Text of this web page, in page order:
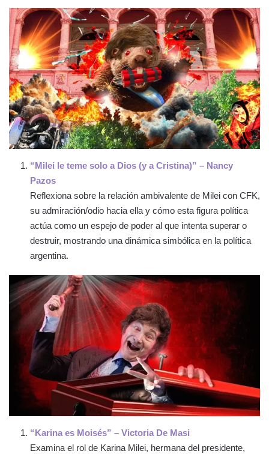
“Milei le teme solo a Dios (y a Cristina)” – Nancy
Pazos
Reflexiona sobre la relación ambivalente de Milei con CFK,
su admiración/odio hacia ella y cómo esta figura política
actúa como un espejo de poder al que intenta superar o
destruir, mostrando una dinámica simbólica en la política
argentina.
“Karina es Moisés” – Victoria De Masi
Examina el rol de Karina Milei, hermana del presidente,